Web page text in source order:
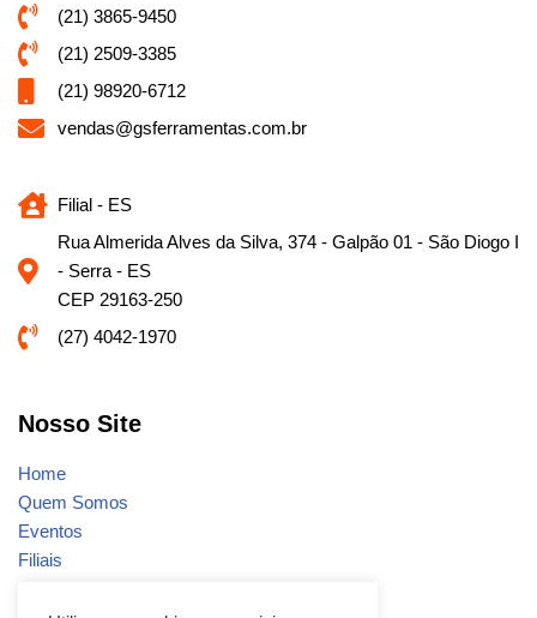
(21) 3865-9450
(21) 2509-3385
(21) 98920-6712
vendas@gsferramentas.com.br
Filial - ES
Rua Almerida Alves da Silva, 374 - Galpão 01 - São Diogo I
- Serra - ES
CEP 29163-250
(27) 4042-1970
Nosso Site
Home
Quem Somos
Eventos
Filiais